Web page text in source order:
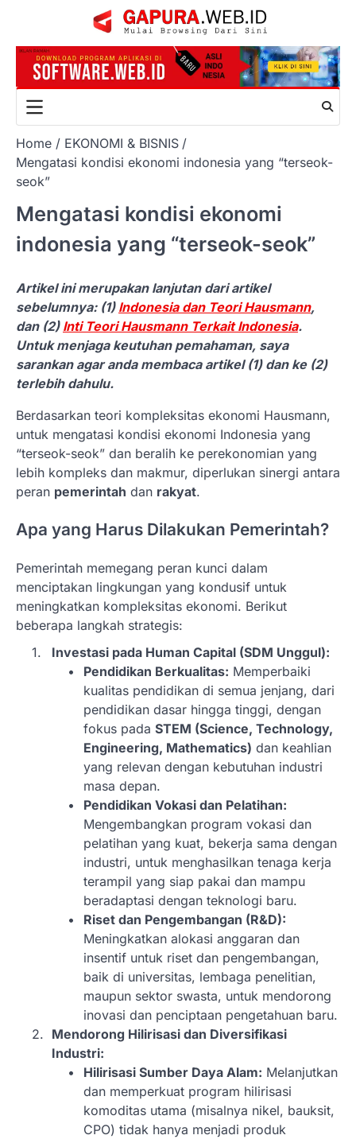
content
Home
EKONOMI & BISNIS
Mengatasi kondisi ekonomi indonesia yang “terseok-
seok”
Mengatasi kondisi ekonomi
indonesia yang “terseok-seok”
Artikel ini merupakan lanjutan dari artikel
sebelumnya: (1) Indonesia dan Teori Hausmann,
dan (2) Inti Teori Hausmann Terkait Indonesia.
Untuk menjaga keutuhan pemahaman, saya
sarankan agar anda membaca artikel (1) dan ke (2)
terlebih dahulu.
Berdasarkan teori kompleksitas ekonomi Hausmann,
untuk mengatasi kondisi ekonomi Indonesia yang
“terseok-seok” dan beralih ke perekonomian yang
lebih kompleks dan makmur, diperlukan sinergi antara
peran pemerintah dan rakyat.
Apa yang Harus Dilakukan Pemerintah?
Pemerintah memegang peran kunci dalam
menciptakan lingkungan yang kondusif untuk
meningkatkan kompleksitas ekonomi. Berikut
beberapa langkah strategis:
Investasi pada Human Capital (SDM Unggul):
Pendidikan Berkualitas: Memperbaiki
kualitas pendidikan di semua jenjang, dari
pendidikan dasar hingga tinggi, dengan
fokus pada STEM (Science, Technology,
Engineering, Mathematics) dan keahlian
yang relevan dengan kebutuhan industri
masa depan.
Pendidikan Vokasi dan Pelatihan:
Mengembangkan program vokasi dan
pelatihan yang kuat, bekerja sama dengan
industri, untuk menghasilkan tenaga kerja
terampil yang siap pakai dan mampu
beradaptasi dengan teknologi baru.
Riset dan Pengembangan (R&D):
Meningkatkan alokasi anggaran dan
insentif untuk riset dan pengembangan,
baik di universitas, lembaga penelitian,
maupun sektor swasta, untuk mendorong
inovasi dan penciptaan pengetahuan baru.
Mendorong Hilirisasi dan Diversifikasi
Industri:
Hilirisasi Sumber Daya Alam: Melanjutkan
dan memperkuat program hilirisasi
komoditas utama (misalnya nikel, bauksit,
CPO) tidak hanya menjadi produk